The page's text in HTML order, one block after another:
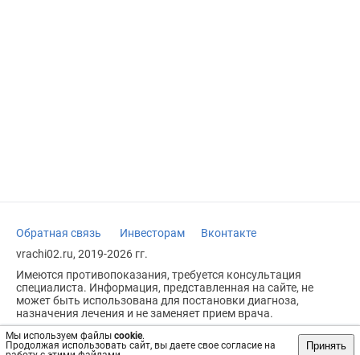
Мы используем файлы cookie.
Продолжая использовать сайт, вы даете свое согласие на
Принять
Обратная связь Инвесторам
Вконтакте
vrachi02.ru, 2019-2026 гг.
Имеются противопоказания, требуется консультация
специалиста. Информация, представленная на сайте, не
может быть использована для постановки диагноза,
назначения лечения и не заменяет прием врача.
Возрастное ограничение: 18+